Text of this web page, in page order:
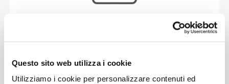
Questo sito web utilizza i cookie
Utilizziamo i cookie per personalizzare contenuti ed
Il nostro abbigliamento è sinonimo di comodità.
impressa sui vestiti: senza cuciture! Senza etichette
cucite, indossare le nostre creazioni diventa un